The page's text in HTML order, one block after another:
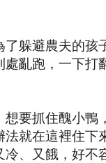
了躲避農夫的孩
亂跑，一下打
想要抓住醜小鴨
就在這裡住下
、又餓，好不